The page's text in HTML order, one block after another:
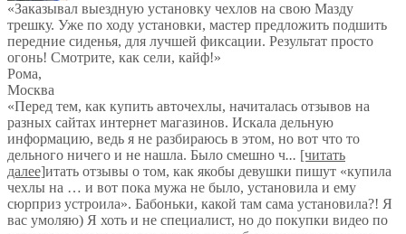
«Заказывал выездную установку чехлов на свою Мазду
трешку. Уже по ходу установки, мастер предложить подшить
передние сиденья, для лучшей фиксации. Результат просто
огонь! Смотрите, как сели, кайф!»
Рома,
Москва
«Перед тем, как купить авточехлы, начиталась отзывов на
разных сайтах интернет магазинов. Искала дельную
информацию, ведь я не разбираюсь в этом, но вот что то
дельного ничего и не нашла. Было смешно ч... [читать
далее]итать отзывы о том, как якобы девушки пишут «купила
чехлы на … и вот пока мужа не было, установила и ему
сюрприз устроила». Бабоньки, какой там сама установила?! Я
вас умоляю) Я хоть и не специалист, но до покупки видео по